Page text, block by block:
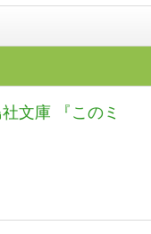
文庫 『このミ